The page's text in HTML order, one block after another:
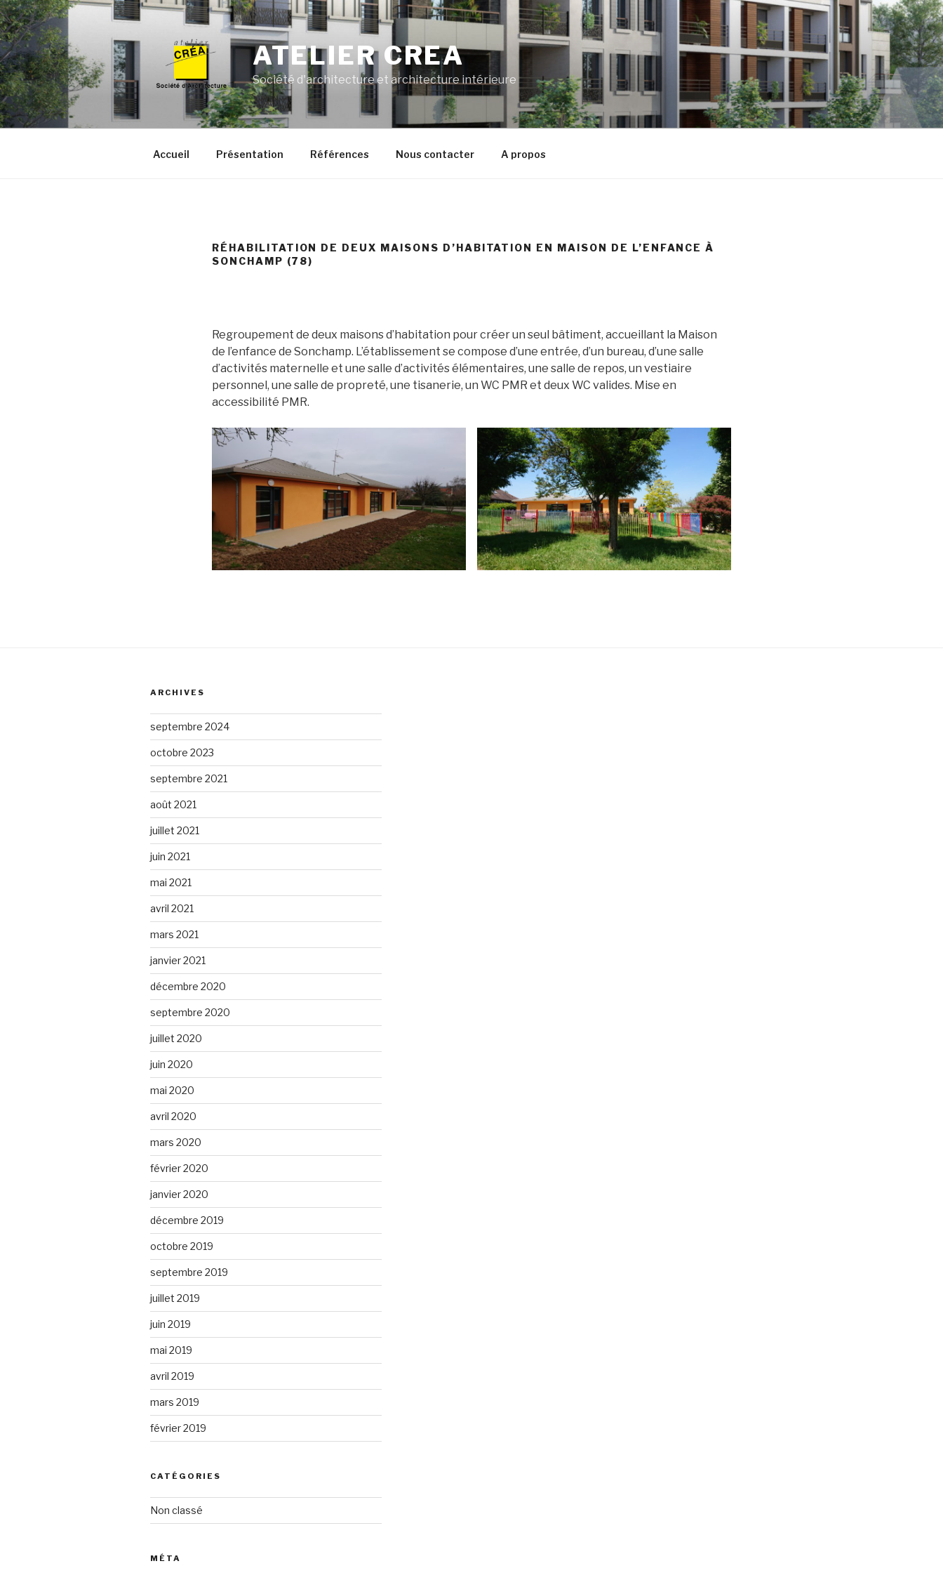
Aller
au
contenu
principal
ATELIER CREA
Société d'architecture et architecture intérieure
Accueil Présentation Références Nous contacter A propos
RÉHABILITATION DE DEUX MAISONS D’HABITATION EN MAISON DE L’ENFANCE À
SONCHAMP (78)
Regroupement de deux maisons d’habitation pour créer un seul bâtiment, accueillant la Maison
de l’enfance de Sonchamp. L’établissement se compose d’une entrée, d’un bureau, d’une salle
d’activités maternelle et une salle d’activités élémentaires, une salle de repos, un vestiaire
personnel, une salle de propreté, une tisanerie, un WC PMR et deux WC valides. Mise en
accessibilité PMR.
ARCHIVES
septembre 2024
octobre 2023
septembre 2021
août 2021
juillet 2021
juin 2021
mai 2021
avril 2021
mars 2021
janvier 2021
décembre 2020
septembre 2020
juillet 2020
juin 2020
mai 2020
avril 2020
mars 2020
février 2020
janvier 2020
décembre 2019
octobre 2019
septembre 2019
juillet 2019
juin 2019
mai 2019
avril 2019
mars 2019
février 2019
CATÉGORIES
Non classé
MÉTA